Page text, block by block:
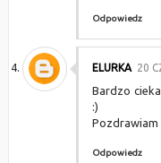
Odpowiedz
ELURKA 20
Bardzo
:)
Pozdrawiam
Odpowiedz